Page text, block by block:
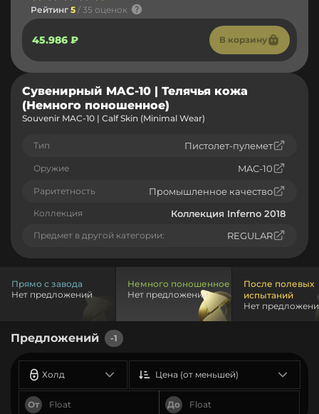
Рейтинг 5 / 35 оценок
45.986 ₽ В корзину
Сувенирный MAC-10 | Телячья кожа
(Немного поношенное)
Souvenir MAC-10 | Calf Skin (Minimal Wear)
Тип Пистолет-пулемет
Оружие MAC-10
Раритетность Промышленное качество
Коллекция Коллекция Inferno 2018
Предмет в другой категории: REGULAR
Прямо с завода
Нет предложений
Немного поношенное
Нет предложений
После полевых
испытаний
Нет
Предложений -1
Холд
От До
Цена (от меньшей)